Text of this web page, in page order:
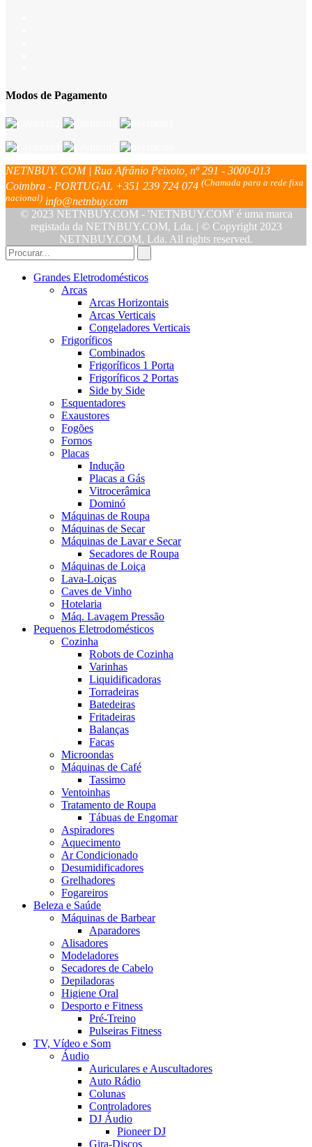
Modos de Pagamento
NETNBUY. COM | Rua Afrânio Peixoto, nº 291 - 3000-013
Coimbra - PORTUGAL +351 239 724 074 (Chamada para a rede fixa
nacional) info@netnbuy.com
© 2023 NETNBUY.COM - 'NETNBUY.COM' é uma marca
registada da NETNBUY.COM, Lda. | © Copyright 2023
NETNBUY.COM, Lda. All rights reserved.
Grandes Eletrodomésticos
Arcas
Arcas Horizontais
Arcas Verticais
Congeladores Verticais
Frigoríficos
Combinados
Frigoríficos 1 Porta
Frigoríficos 2 Portas
Side by Side
Esquentadores
Exaustores
Fogões
Fornos
Placas
Indução
Placas a Gás
Vitrocerâmica
Dominó
Máquinas de Roupa
Máquinas de Secar
Máquinas de Lavar e Secar
Secadores de Roupa
Máquinas de Loiça
Lava-Loiças
Caves de Vinho
Hotelaria
Máq. Lavagem Pressão
Pequenos Eletrodomésticos
Cozinha
Robots de Cozinha
Varinhas
Liquidificadoras
Torradeiras
Batedeiras
Fritadeiras
Balanças
Facas
Microondas
Máquinas de Café
Tassimo
Ventoinhas
Tratamento de Roupa
Tábuas de Engomar
Aspiradores
Aquecimento
Ar Condicionado
Desumidificadores
Grelhadores
Fogareiros
Beleza e Saúde
Máquinas de Barbear
Aparadores
Alisadores
Modeladores
Secadores de Cabelo
Depiladoras
Higiene Oral
Desporto e Fitness
Pré-Treino
Pulseiras Fitness
TV, Vídeo e Som
Áudio
Auriculares e Auscultadores
Auto Rádio
Colunas
Controladores
DJ Áudio
Pioneer DJ
Gira-Discos